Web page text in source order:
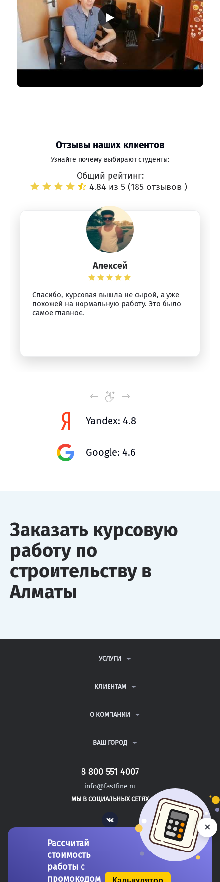
▶
Отзывы наших клиентов
Узнайте почему выбирают студенты:
Общий рейтинг:
4.84 из 5 (185 отзывов )
Алексей
Спасибо, курсовая вышла не сырой, а уже
похожей на нормальную работу. Это было
самое главное.
Yandex: 4.8
Google: 4.6
Заказать курсовую
работу по
строительству в
Алматы
УСЛУГИ
ДИПЛОМНЫЕ РАБОТЫ
РЕФЕРАТЫ
КЛИЕНТАМ
ВОПРОСЫ И ОТВЕТЫ
ПОЛИТИКА КОНФИДЕНЦИАЛЬНОСТИ
О КОМПАНИИ
КОНТАКТЫ
ВАШ ГОРОД
САНКТ-ПЕТЕРБУРГ
СЕВАСТОПОЛЬ
ЛИВНЫ
8 800 551 4007
info@fastfine.ru
МЫ В СОЦИАЛЬНЫХ СЕТЯХ
Vk
Рассчитай
стоимость
работы с
промокодом
Калькулятор
×